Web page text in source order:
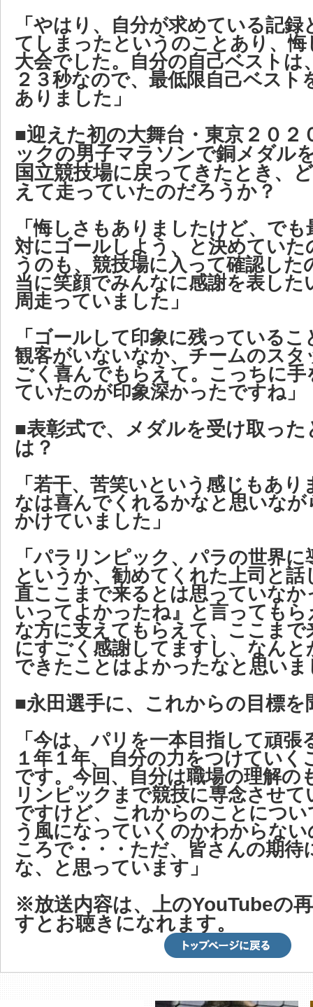
「やはり、自分が求めている記
てしまったというのことあり、悔
大会でした。自分の自己ベストは
２３秒なので、最低限自己ベスト
ありました」
■迎えた初の大舞台・東京２０２
ックの男子マラソンで銅メダル
国立競技場に戻ってきたとき、
えて走っていたのだろうか？
「悔しさもありましたけど、で
対にゴールしよう、と決めていた
うのも、競技場に入って確認した
当に笑顔でみんなに感謝を表した
周走っていました」
「ゴールして印象に残っている
観客がいないなか、チームのスタ
ごく喜んでもらえて。こっちに
ていたのが印象深かったですね」
■表彰式で、メダルを受け取った
は？
「若干、苦笑いという感じもあ
なは喜んでくれるかなと思いなが
かけていました」
「パラリンピック、パラの世界
というか、勧めてくれた上司と話
直ここまで来るとは思っていなか
いってよかったね』と言っても
な方に支えてもらえて、ここまで
にすごく感謝してますし、なんと
できたことはよかったなと思いま
■永田選手に、これからの目標を
「今は、パリを一本目指して頑
１年１年、自分の力をつけていく
です。今回、自分は職場の理解の
リンピックまで競技に専念させ
ですけど、これからのことにつ
う風になっていくのかわからな
ころで・・・ただ、皆さんの期待
な、と思っています」
※放送内容は、上のYouTubeの
すとお聴きになれます。